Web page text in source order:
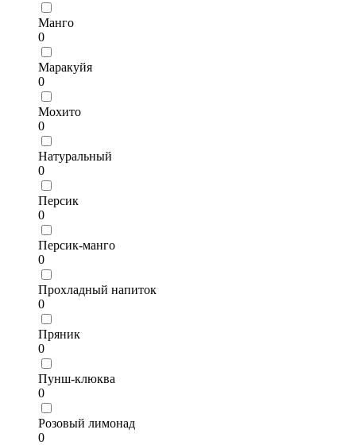
Манго
0
Маракуйя
0
Мохито
0
Натуральный
0
Персик
0
Персик-манго
0
Прохладный напиток
0
Пряник
0
Пунш-клюква
0
Розовый лимонад
0